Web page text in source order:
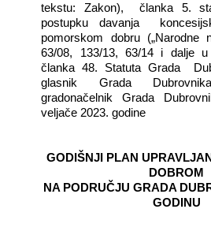
tekstu: Zakon),
članka 5.
postupku davanja
pomorskom dobru („Narodne
63/08, 133/13, 63/14 i dalje
članka 48. Statuta Grada
glasnik Grada
gradonačelnik Grada
veljače 2023. godine
GODIŠNJI PLAN
DOBROM
NA PODRUČJU GRADA
GODINU